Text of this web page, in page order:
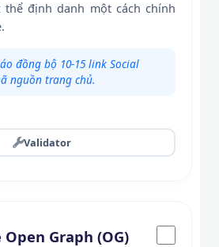
định danh một cách chính
đồng bộ 10-15 link Social
nguồn trang chủ.
Validator
Graph (OG)